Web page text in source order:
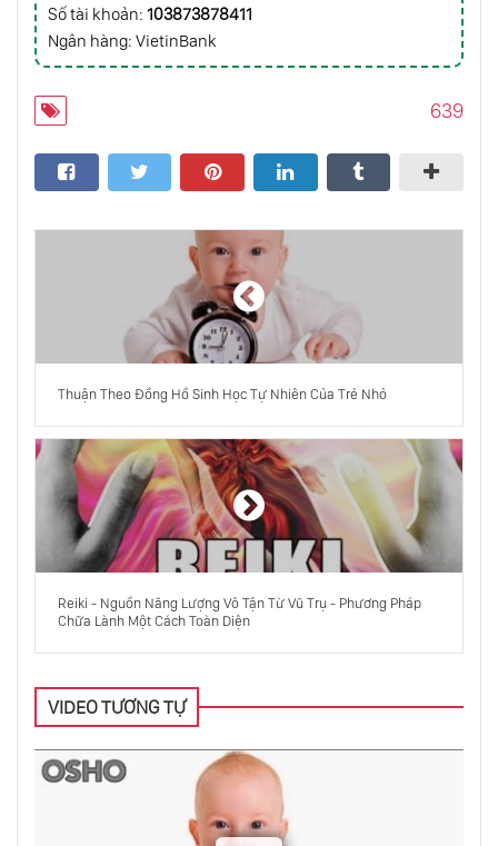
Thông Minh Của Thân Thể
Vui Sống Hiểm Nguy
Dũng Cảm - Con Đường Của Trái Tim
Mahatma Gandhi, Tay Nhà Buôn
Mê Tín
Osho Nói Về Nhịn Ăn
Số tài khoản: 103873878411
Ngân hàng: VietinBank
639
Thuận Theo Đồng Hồ Sinh Học Tự Nhiên Của Trẻ Nhỏ
Reiki - Nguồn Năng Lượng Vô Tận Từ Vũ Trụ - Phương Pháp
Chữa Lành Một Cách Toàn Diện
VIDEO TƯƠNG TỰ